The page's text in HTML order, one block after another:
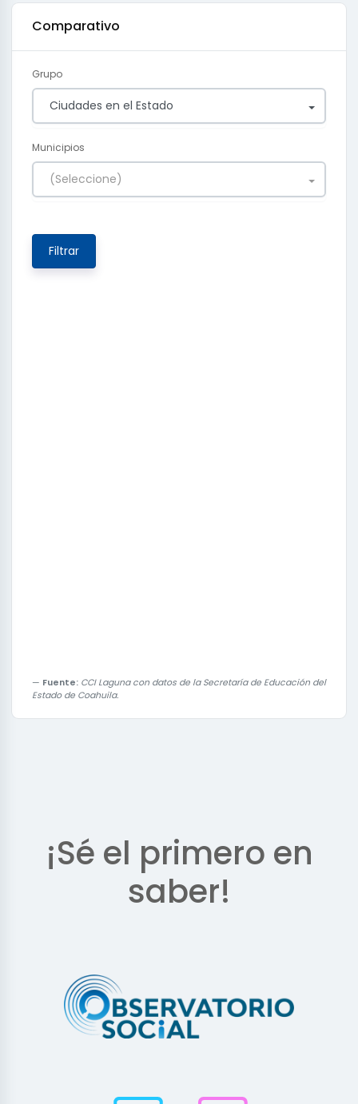
Comparativo
Grupo
Ciudades en el Estado
Municipios
(Seleccione)
Filtrar
Fuente: CCI Laguna con datos de la Secretaría de Educación del
Estado de Coahuila.
¡Sé el primero en
saber!